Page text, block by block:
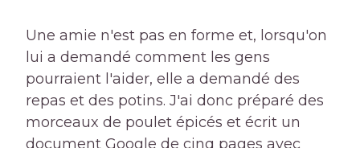
Une amie n'est pas en forme et, lorsqu'on
lui a demandé comment les gens
pourraient l'aider, elle a demandé des
repas et des potins. J'ai donc préparé des
morceaux de poulet épicés et écrit un
document Google de cinq pages avec